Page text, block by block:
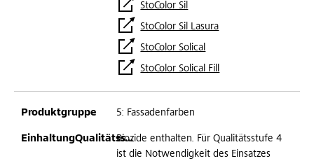
StoColor Sil
StoColor Sil Lasura
StoColor Solical
StoColor Solical Fill
5: Fassadenfarben
Biozide enthalten. Für Qualitätsstufe 4
ist die Notwendigkeit des Einsatzes